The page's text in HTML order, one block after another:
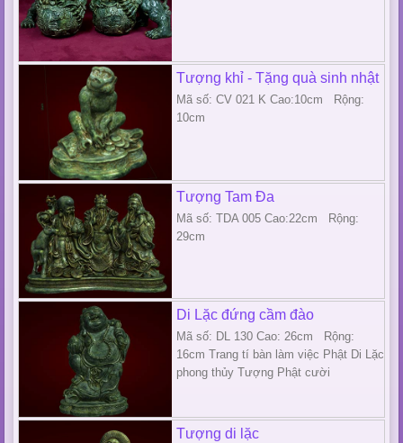
Tượng khỉ - Tặng quà sinh nhật
Mã số: CV 021 K Cao:10cm Rộng:
10cm
Tượng Tam Đa
Mã số: TDA 005 Cao:22cm Rộng:
29cm
Di Lặc đứng cầm đào
Mã số: DL 130 Cao: 26cm Rộng:
16cm Trang tí bàn làm việc Phật Di Lặc
phong thủy Tượng Phật cười
Tượng di lặc